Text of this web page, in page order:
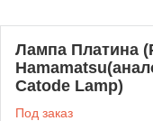
Лампа Платина
Catode Lamp)
Под заказ